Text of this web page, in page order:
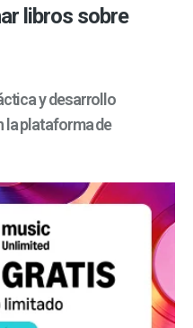
libros sobre
y desarrollo
la plataforma de